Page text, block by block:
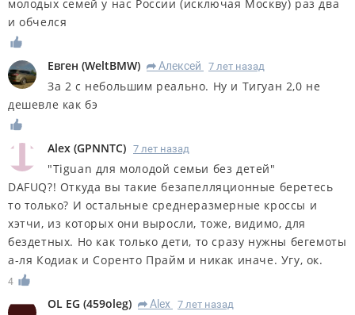
молодых семей у нас России (исключая Москву) раз два
и обчелся
Евген (WeltBMW) R Алексей 7 лет назад
За 2 с небольшим реально. Ну и Тигуан 2,0 не
дешевле как бэ
Alex (GPNNTC) 7 лет назад
"Tiguan для молодой семьи без детей"
DAFUQ?! Откуда вы такие безапелляционные беретесь
то только? И остальные среднеразмерные кроссы и
хэтчи, из которых они выросли, тоже, видимо, для
бездетных. Но как только дети, то сразу нужны бегемоты
а-ля Кодиак и Соренто Прайм и никак иначе. Угу, ок.
4
OL EG (459oleg) R Alex 7 лет назад